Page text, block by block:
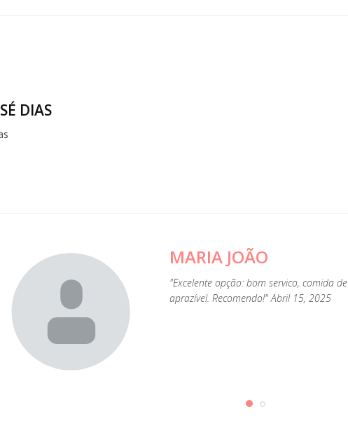
DIAS
MARIA JOÃO
"Excelente opção: bom servico, comida
aprazível. Recomendo!" Abril 15, 2025